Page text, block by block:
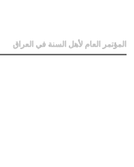
المؤتمر العام لأهل السنة في العراق